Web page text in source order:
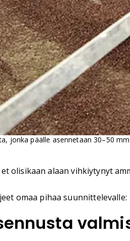
jonka päälle asennetaan 30–50
olisikaan alaan vihkiytynyt
omaa pihaa suunnittelevalle: